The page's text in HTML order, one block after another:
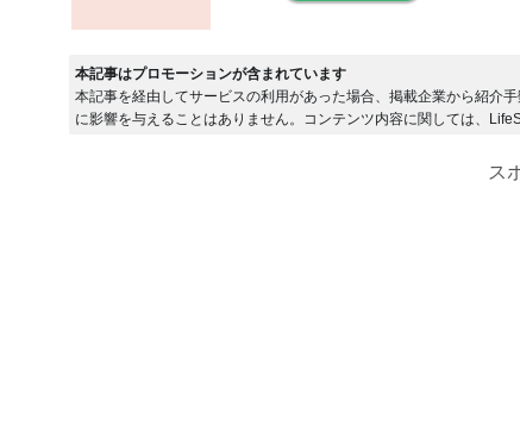
本記事はプロモーションが含まれています
本記事を経由してサービスの利用があった場合、掲載企業から紹介
に影響を与えることはありません。コンテンツ内容に関しては、
ス